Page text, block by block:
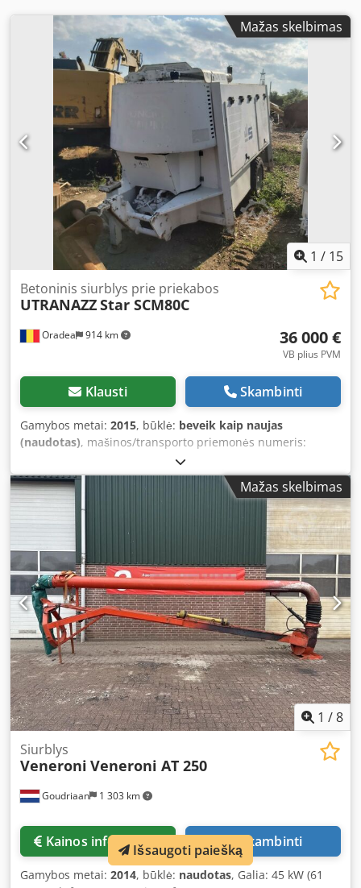
Mažas skelbimas
1 / 15
Oradea 914 km
Betoninis siurblys prie priekabos
UTRANAZZStar SCM80C
36 000 €
VB plius PVM
Klausti Skambinti
Gamybos metai: 2015, būklė: beveik kaip naujas
(naudotas), mašinos/transporto priemonės numeris:
, SERMAC model Star SCM80C prikabinamas
betono siurblys (2015 metai) Pagaminimo metai: 2015.
Cedpfx Aqog Igk Asgerf Maksimalus našumas: 80 m³/val.,
sumontuotas FPT-Iveco 6 cilindrų, vandeniu aušinamas,
175 AG dyzelinis variklis. Komplektuojamas su 7" (colių)
skersmens išvestimi. Montuojamas ant vienos ašies,
pritaikytas greitam tempimui tik statybvietėje, su 5
rankiniu būdu valdomomis stabilizavimo kojelėmis,
tempimo kilpa, atskiru vandens rezervuaru su aukšto
slėgio plovimo sistema, automatinio tepimo sistema ir
avarine įrankių dėže. Siurblys geros būklės. Parduodamas
be perėjimo/darbo vamzdžių. Kaina: 36 000 Eur + PVM,
FCA: Oradea/Rumunija Išsaugoma teisė suklysti, keisti ir
parduoti prekę anksčiau nei paskelbta / We speak English.
/Wir sprechen Deutsch./ Beszélünk magyarul. /Nous
parlons français/Vorbim romana
Mažas skelbimas
1 /8
Goudriaan 1 303 km
Siurblys
Veneroni Veneroni AT 250
Kainos informacija Skambinti
Gamybos metai: 2014, būklė: naudotas, Galia: 45 kW (61
Išsaugoti paiešką